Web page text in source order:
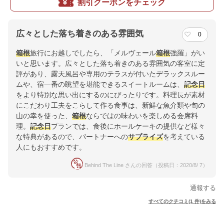
割引クーポンをチェック
広々とした落ち着きのある雰囲気 0
箱根旅行にお越しでしたら、「メルヴェール箱根強羅」がい
いと思います。広々とした落ち着きのある雰囲気の客室に定
評があり、露天風呂や専用のテラスが付いたデラックスルー
ムや、宿一番の眺望を堪能できるスイートルームは、 記念日
をより特別な思い出にするのにぴったりです。料理長が素材
にこだわり工夫をこらして作る食事は、新鮮な魚介類や旬の
山の幸を使った、 箱根ならではの味わいを楽しめる会席料
理。 記念日プランでは、食後にホールケーキの提供など様々
な特典があるので、パートナーへのサプライズを考えている
人にもおすすめです。
Behind The Line さんの回答（投稿日：2020/8/ 7）
通報する
すべてのクチコミ(1 件)をみる